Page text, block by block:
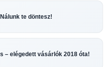
te döntesz!
– elégedett vásárlók 2018 óta!